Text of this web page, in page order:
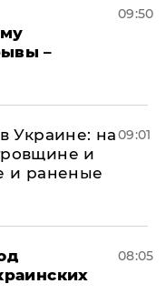
–
09:50
Украине: на
и
и раненые
09:01
08:05